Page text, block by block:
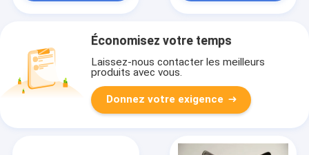
Économisez votre temps
Laissez-nous contacter les meilleurs
produits avec vous.
Donnez votre exigence